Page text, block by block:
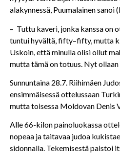
alakynnessä, Puumalainen sanoi
– Tuttu kaveri, jonka kanssa on
tuntui hyvältä, fifty–fifty, mutta
Uskoin, että minulla olisi ollut
mutta tämä on totuus. Nyt ollaan
Sunnuntaina 28.7. Riihimäen
ensimmäisessä ottelussaan
mutta toisessa Moldovan Denis
Alle 66-kilon painoluokassa
nopeaa ja taitavaa judoa
sidonnalla. Tekemisestä paistoi